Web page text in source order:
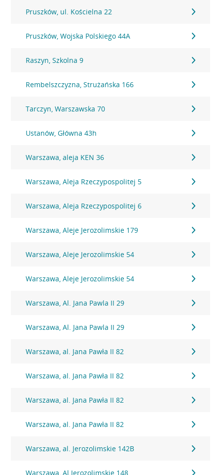
Pruszków, ul. Kościelna 22
Pruszków, Wojska Polskiego 44A
Raszyn, Szkolna 9
Rembelszczyzna, Strużańska 166
Tarczyn, Warszawska 70
Ustanów, Główna 43h
Warszawa, aleja KEN 36
Warszawa, Aleja Rzeczypospolitej 5
Warszawa, Aleja Rzeczypospolitej 6
Warszawa, Aleje Jerozolimskie 179
Warszawa, Aleje Jerozolimskie 54
Warszawa, Aleje Jerozolimskie 54
Warszawa, Al. Jana Pawla II 29
Warszawa, Al. Jana Pawla II 29
Warszawa, al. Jana Pawła II 82
Warszawa, al. Jana Pawła II 82
Warszawa, al. Jana Pawła II 82
Warszawa, al. Jana Pawła II 82
Warszawa, al. Jerozolimskie 142B
Warszawa, Al.Jerozolimskie 148